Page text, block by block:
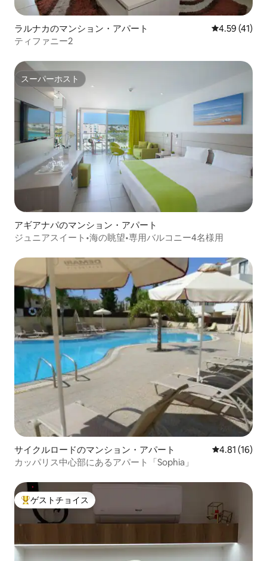
ラルナカのマンション・アパート レビュー41
4.59 (41)
ティファニー2
スーパーホスト
スーパーホスト
アギアナパのマンション・アパート
ジュニアスイート•海の眺望•専用バルコニー4名様用
サイクルロードのマンション・アパート レビュー16
4.81 (16)
カッパリス中心部にあるアパート「Sophia」
大好評のゲストチョイスです。
ゲストチョイス